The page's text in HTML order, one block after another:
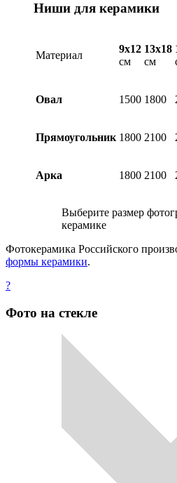
Ниши для керамики
Материал
9х12
см
13х18
см
Овал 1500 1800
Прямоугольник 1800 2100
Арка 1800 2100
Выберите размер
керамике
Фотокерамика Российского
формы керамики.
?
Фото на стекле